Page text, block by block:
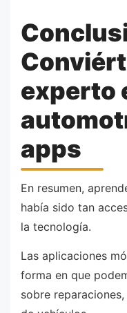
experto
apps
En resumen,
había sido tan
la tecnología.
Las aplicaciones
forma en que
sobre